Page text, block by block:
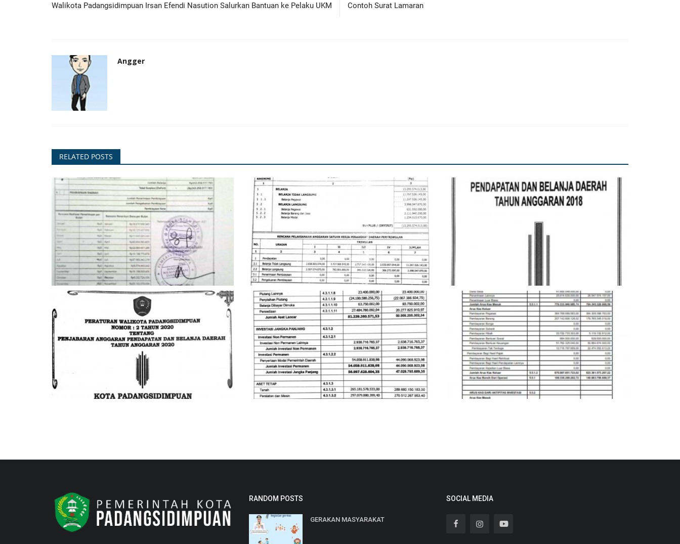
Walikota Padangsidimpuan Irsan Efendi Nasution Salurkan Bantuan ke Pelaku UKM Contoh Surat Lamaran
Angger
RELATED POSTS
DPA SKPD 2021
Angger Jul 16, 2022 371
DOKUMEN PPKAD 2018
Angger Nov 22, 2021 256
KEBIJAKAN UMUM APBD 2018
perwal psp no 2 thn 2020 tentang penjabaran
apbd 2020
Nov 22, 2021 252
NERACA 2019
Angger Nov 22, 2021 483 Angger Jul 7, 2022 195
RANDOM POSTS
GERAKAN MASYARAKAT
SOCIAL MEDIA